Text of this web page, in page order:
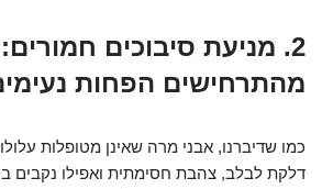
2. מניעת סיבוכים
מהתרחישים הפחות
כמו שדיברנו, אבני מרה שאינן מטופלות
דלקת לבלב, צהבת חסימתית ואפילו נקבים